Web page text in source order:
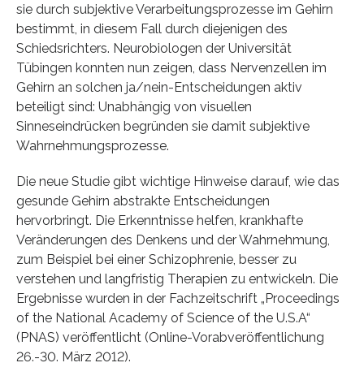
sie durch subjektive Verarbeitungsprozesse im Gehirn
bestimmt, in diesem Fall durch diejenigen des
Schiedsrichters. Neurobiologen der Universität
Tübingen konnten nun zeigen, dass Nervenzellen im
Gehirn an solchen ja/nein-Entscheidungen aktiv
beteiligt sind: Unabhängig von visuellen
Sinneseindrücken begründen sie damit subjektive
Wahrnehmungsprozesse.
Die neue Studie gibt wichtige Hinweise darauf, wie das
gesunde Gehirn abstrakte Entscheidungen
hervorbringt. Die Erkenntnisse helfen, krankhafte
Veränderungen des Denkens und der Wahrnehmung,
zum Beispiel bei einer Schizophrenie, besser zu
verstehen und langfristig Therapien zu entwickeln. Die
Ergebnisse wurden in der Fachzeitschrift „Proceedings
of the National Academy of Science of the U.S.A“
(PNAS) veröffentlicht (Online-Vorabveröffentlichung
26.-30. März 2012).